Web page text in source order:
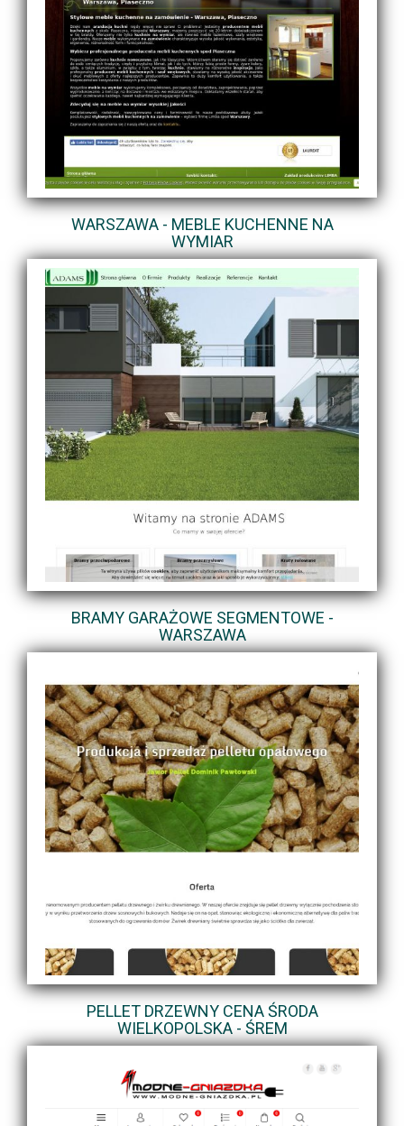
WARSZAWA - MEBLE KUCHENNE NA
WYMIAR
BRAMY GARAŻOWE SEGMENTOWE -
WARSZAWA
PELLET DRZEWNY CENA ŚRODA
WIELKOPOLSKA - ŚREM